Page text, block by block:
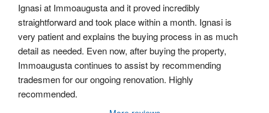
Ignasi at Immoaugusta and it proved incredibly
straightforward and took place within a month. Ignasi is
very patient and explains the buying process in as much
detail as needed. Even now, after buying the property,
Immoaugusta continues to assist by recommending
tradesmen for our ongoing renovation. Highly
recommended.